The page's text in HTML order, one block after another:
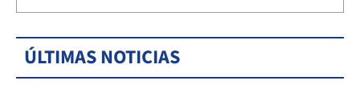
ÚLTIMAS NOTICIAS